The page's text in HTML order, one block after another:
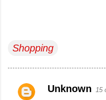
Shopping
C
Unknown 15